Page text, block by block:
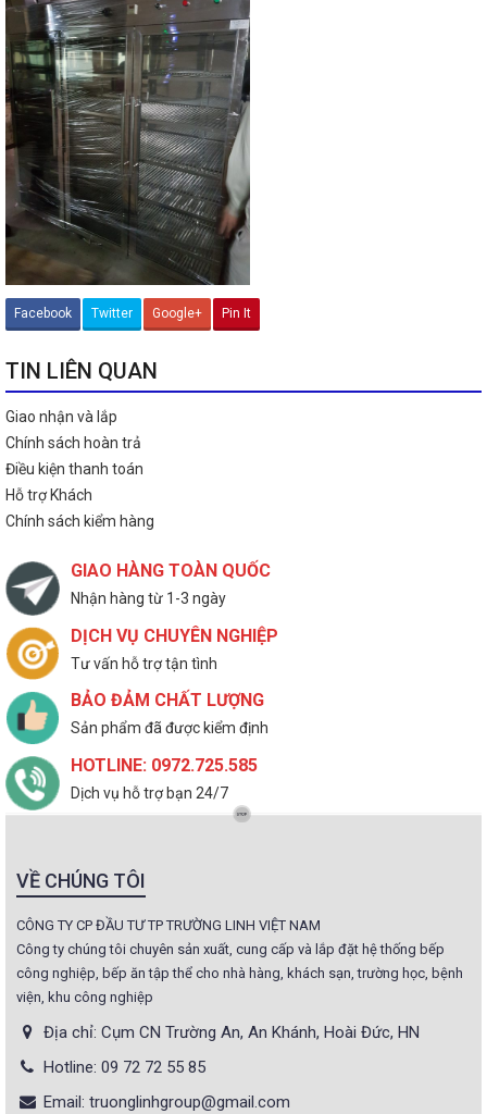
Facebook Twitter Google+ Pin It
TIN LIÊN QUAN
Giao nhận và lắp
Chính sách hoàn trả
Điều kiện thanh toán
Hỗ trợ Khách
Chính sách kiểm hàng
GIAO HÀNG TOÀN QUỐC
Nhận hàng từ 1-3 ngày
DỊCH VỤ CHUYÊN NGHIỆP
Tư vấn hỗ trợ tận tình
BẢO ĐẢM CHẤT LƯỢNG
Sản phẩm đã được kiểm định
HOTLINE: 0972.725.585
Dịch vụ hỗ trợ bạn 24/7
VỀ CHÚNG TÔI
CÔNG TY CP ĐẦU TƯ TP TRƯỜNG LINH VIỆT NAM
Công ty chúng tôi chuyên sản xuất, cung cấp và lắp đặt hệ thống bếp
công nghiệp, bếp ăn tập thể cho nhà hàng, khách sạn, trường học, bệnh
viện, khu công nghiệp
Địa chỉ: Cụm CN Trường An, An Khánh, Hoài Đức, HN
Hotline: 09 72 72 55 85
Email: truonglinhgroup@gmail.com